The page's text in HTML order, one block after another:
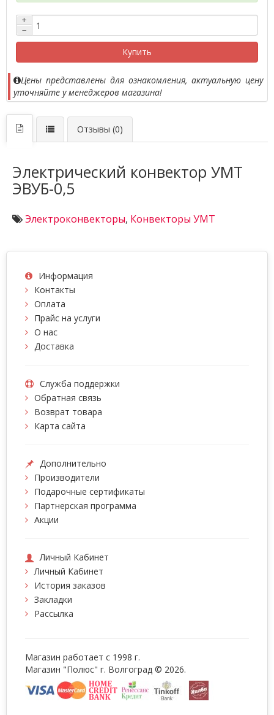
+
−
Купить
Цены представлены для ознакомления, актуальную цену
уточняйте у менеджеров магазина!
Отзывы (0)
Электрический конвектор УМТ
ЭВУБ-0,5
Электроконвекторы, Конвекторы УМТ
Информация
Контакты
Оплата
Прайс на услуги
О нас
Доставка
Служба поддержки
Обратная связь
Возврат товара
Карта сайта
Дополнительно
Производители
Подарочные сертификаты
Партнерская программа
Акции
Личный Кабинет
Личный Кабинет
История заказов
Закладки
Рассылка
Магазин работает с 1998 г.
Магазин "Полюс" г. Волгоград © 2026.